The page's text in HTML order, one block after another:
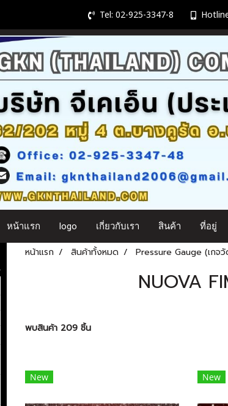
Tel: 02-925-3347-8
หน้าแรก logo เกี่ยวกับเรา สินค้า ที่อยู่
หน้าแรก สินค้าทั้งหมด Pressure Gauge (เกจ
NUOVA
พบสินค้า 209 ชิ้น
New New